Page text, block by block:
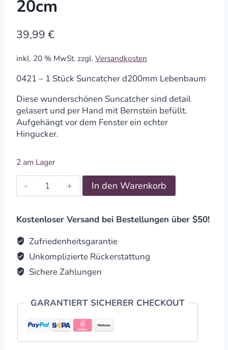
20cm
39,99 €
inkl. 20 % MwSt. zzgl. Versandkosten
0421 – 1 Stück Suncatcher d200mm Lebenbaum
Diese wunderschönen Suncatcher sind detail
gelasert und per Hand mit Bernstein befüllt.
Aufgehängt vor dem Fenster ein echter
Hingucker.
2 am Lager
Suncatcher
Lebensbaum
quantity
In den Warenkorb
Kostenloser Versand bei Bestellungen über $50!
Zufriedenheitsgarantie
Unkomplizierte Rückerstattung
Sichere Zahlungen
GARANTIERT SICHERER CHECKOUT